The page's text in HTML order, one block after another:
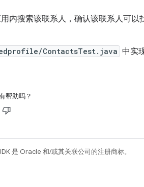
内搜索该联系人，确认该联系人可以
ContactsTest.java 中实
帮助吗？
是 Oracle 和/或其关联公司的注册商标。